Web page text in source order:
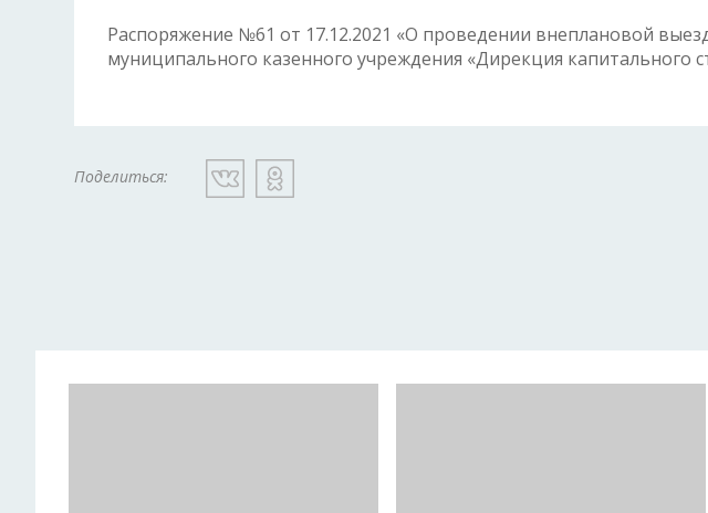
Распоряжение №61 от 17.12.2021 «О проведении внеплановой
муниципального казенного учреждения «Дирекция капитального
Поделиться: